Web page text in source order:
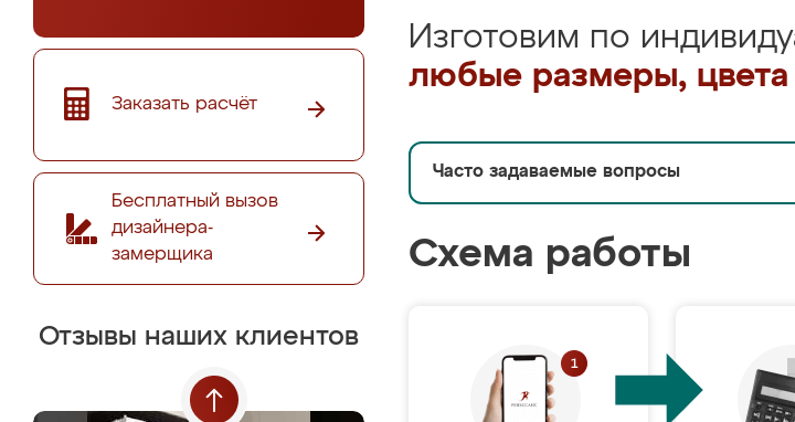
Заказать расчёт
Бесплатный вызов
дизайнера-
замерщика
Отзывы наших клиентов
Изготовим по
любые размеры,
Часто задаваемые вопросы
Схема работы